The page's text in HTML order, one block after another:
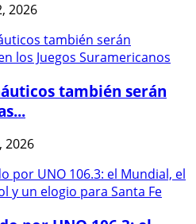
2026
también serán
2026